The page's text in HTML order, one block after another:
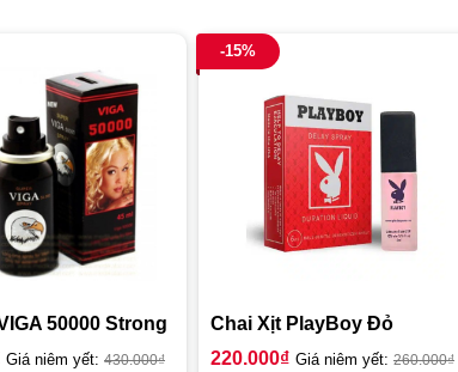
50000 Strong
Giá niêm yết: 430.000₫
-15%
Chai Xịt PlayBoy Đỏ
220.000₫ Giá niêm yết: 260.000₫